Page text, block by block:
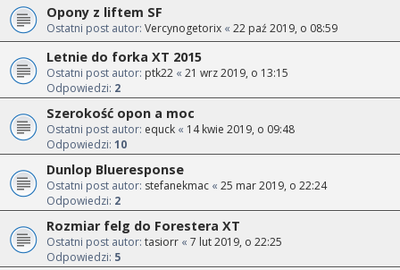
Opony z liftem SF
Ostatni post autor: Vercynogetorix « 22 paź 2019, o 08:59
Letnie do forka XT 2015
Ostatni post autor: ptk22 « 21 wrz 2019, o 13:15
Odpowiedzi: 2
Szerokość opon a moc
Ostatni post autor: equck « 14 kwie 2019, o 09:48
Odpowiedzi: 10
Dunlop Blueresponse
Ostatni post autor: stefanekmac « 25 mar 2019, o 22:24
Odpowiedzi: 2
Rozmiar felg do Forestera XT
Ostatni post autor: tasiorr « 7 lut 2019, o 22:25
Odpowiedzi: 5